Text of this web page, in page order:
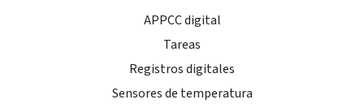
APPCC digital
Tareas
Registros digitales
Sensores de temperatura